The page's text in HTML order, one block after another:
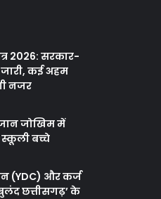
2026: सरकार-
जारी, कई अहम
नजर
जोखिम में
स्कूली बच्चे
(YDC) और कर्ज
छत्तीसगढ़’ के